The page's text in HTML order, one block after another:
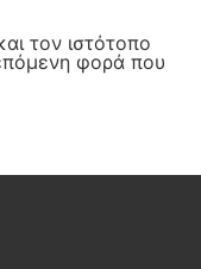
τον ιστότοπο
φορά που